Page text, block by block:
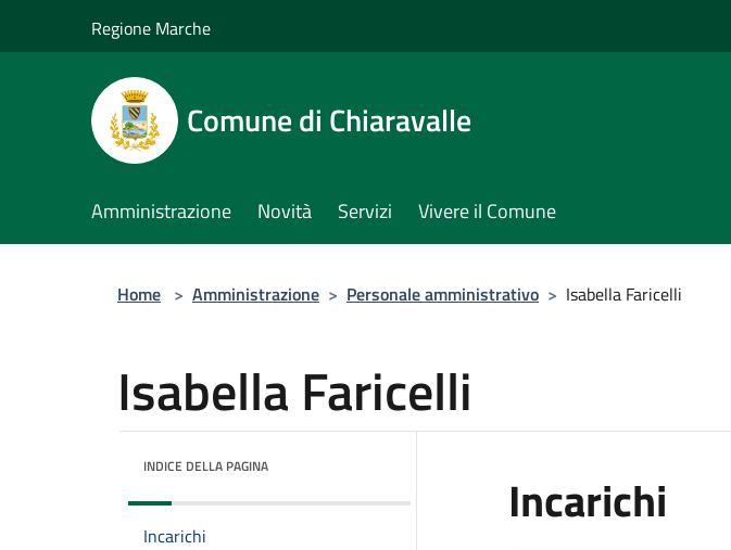
Regione Marche
Comune di Chiaravalle
Amministrazione Novità Servizi Vivere il Comune
Home > Amministrazione > Personale amministrativo > Isabella Faricelli
Isabella Faricelli
INDICE DELLA PAGINA
Incarichi
Incarichi